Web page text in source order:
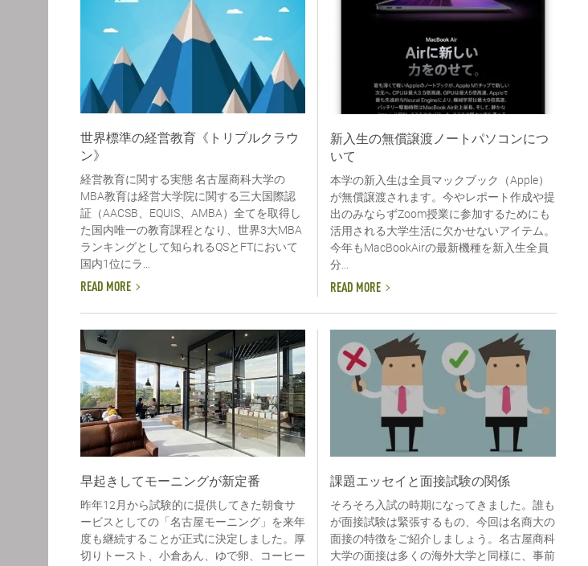
世界標準の経営教育《トリプルクラウ
ン》
経営教育に関する実態 名古屋商科大学の
MBA教育は経営大学院に関する三大国際認
証（AACSB、EQUIS、AMBA）全てを取得し
た国内唯一の教育課程となり、世界3大MBA
ランキングとして知られるQSとFTにおいて
国内1位にラ...
READ MORE
新入生の無償譲渡ノートパソコンにつ
いて
本学の新入生は全員マックブック（Apple）
が無償譲渡されます。今やレポート作成や提
出のみならずZoom授業に参加するためにも
活用される大学生活に欠かせないアイテム。
今年もMacBookAirの最新機種を新入生全員
分...
READ MORE
早起きしてモーニングが新定番
昨年12月から試験的に提供してきた朝食サ
ービスとしての「名古屋モーニング」を来年
度も継続することが正式に決定しました。厚
切りトースト、小倉あん、ゆで卵、コーヒー
課題エッセイと面接試験の関係
そろそろ入試の時期になってきました。誰も
が面接試験は緊張するもの、今回は名商大の
面接の特徴をご紹介しましょう。名古屋商科
大学の面接は多くの海外大学と同様に、事前